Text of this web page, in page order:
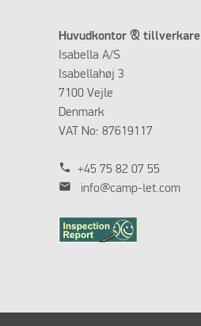
Huvudkontor & tillverkare
Isabella A/S
Isabellahøj 3
7100 Vejle
Denmark
VAT No: 87619117
phone +45 75 82 07 55
mail info@camp-let.com